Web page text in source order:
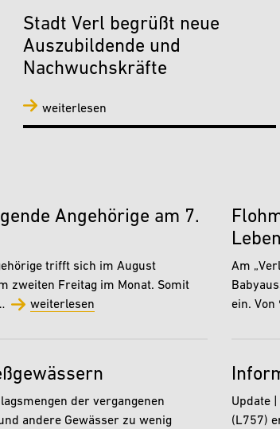
Stadt Verl begrüßt neue
Auszubildende und
Nachwuchskräfte
weiterlesen
Angehörige am 7.
trifft sich im August
zweiten Freitag im Monat. Somit
weiterlesen
Am
ein.
der vergangenen
andere Gewässer zu wenig
Update
(L757)